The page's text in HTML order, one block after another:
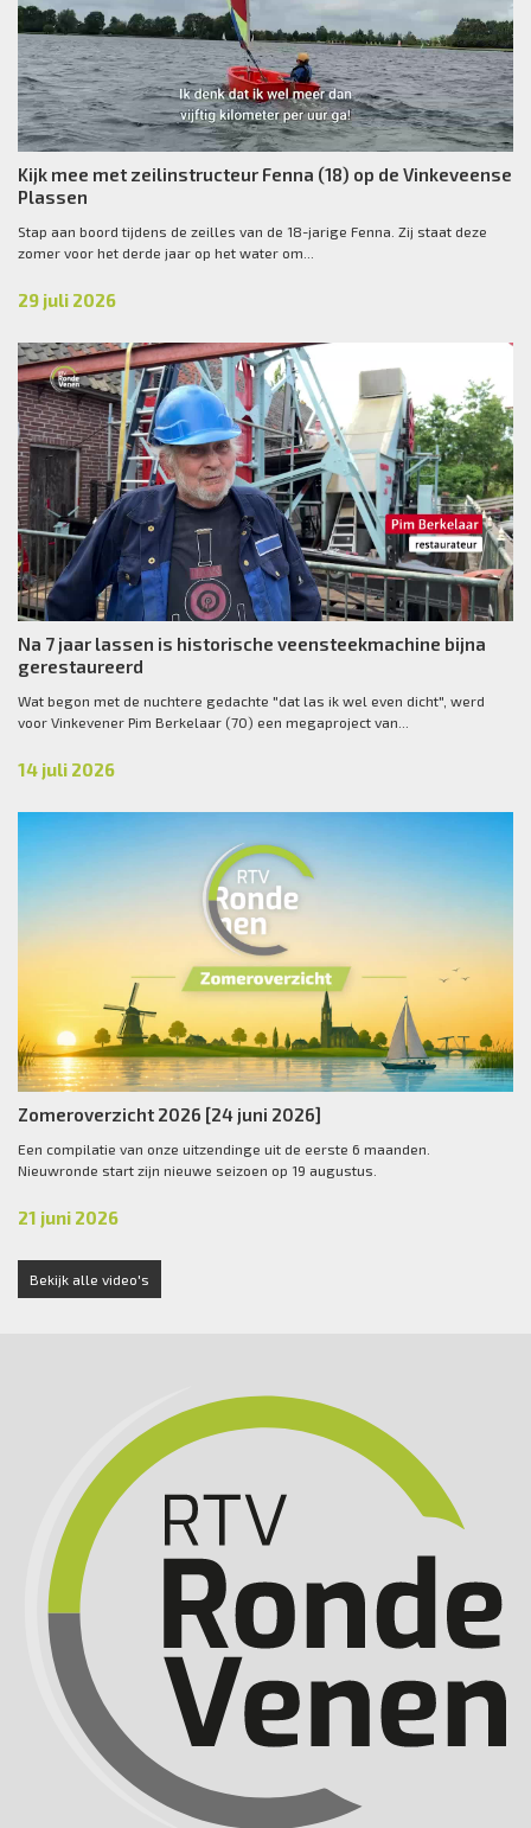
Kijk mee met zeilinstructeur Fenna (18) op de Vinkeveense
Plassen
Stap aan boord tijdens de zeilles van de 18-jarige Fenna. Zij staat deze
zomer voor het derde jaar op het water om...
29 juli 2026
Na 7 jaar lassen is historische veensteekmachine bijna
gerestaureerd
Wat begon met de nuchtere gedachte "dat las ik wel even dicht", werd
voor Vinkevener Pim Berkelaar (70) een megaproject van...
14 juli 2026
Zomeroverzicht 2026 [24 juni 2026]
Een compilatie van onze uitzendinge uit de eerste 6 maanden.
Nieuwronde start zijn nieuwe seizoen op 19 augustus.
21 juni 2026
Bekijk alle video's